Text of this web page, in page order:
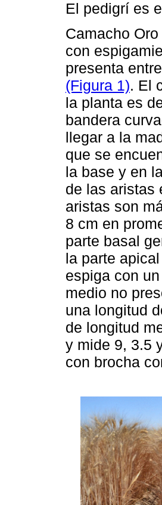
El pedigrí es
Camacho
con
presenta
(Figura 1). El
la planta es
bandera
llegar a la
que se
la base y en
de las aristas
aristas son
8 cm en
parte basal
la parte
espiga con
medio no
una longitud
de longitud
y mide 9, 3.5
con brocha